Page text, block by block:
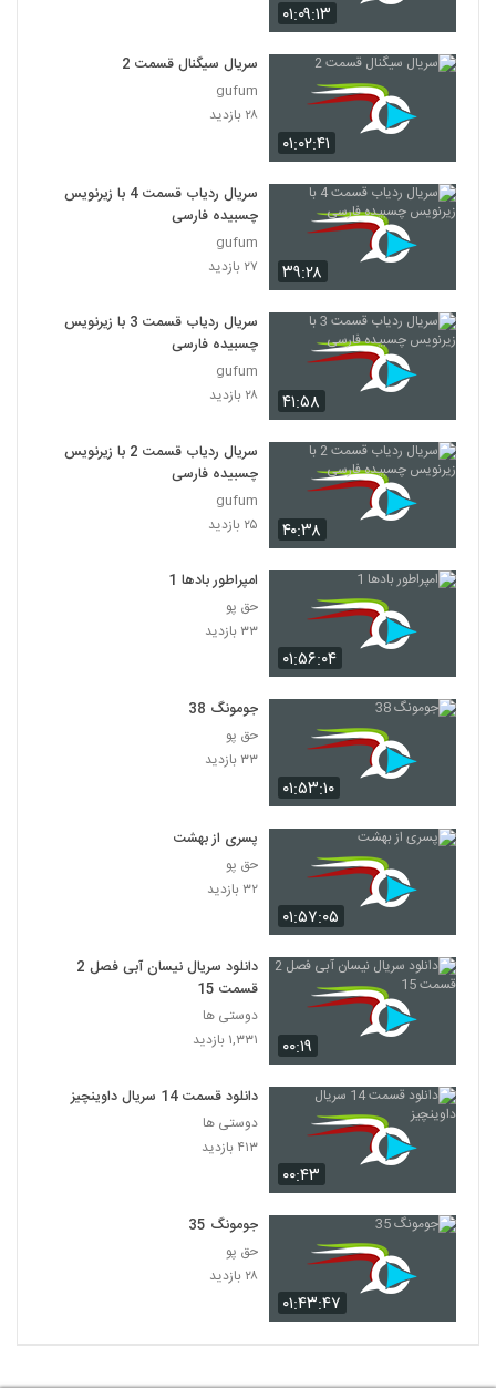
۰۱:۰۹:۱۳
۰۱:۰۲:۴۱
سریال سیگنال قسمت 2
gufum
۲۸ بازدید
۳۹:۲۸
سریال ردیاب قسمت 4 با زیرنویس
چسبیده فارسی
gufum
۲۷ بازدید
۴۱:۵۸
سریال ردیاب قسمت 3 با زیرنویس
چسبیده فارسی
gufum
۲۸ بازدید
۴۰:۳۸
سریال ردیاب قسمت 2 با زیرنویس
چسبیده فارسی
gufum
۲۵ بازدید
۰۱:۵۶:۰۴
امپراطور بادها 1
حق پو
۳۳ بازدید
۰۱:۵۳:۱۰
جومونگ 38
حق پو
۳۳ بازدید
۰۱:۵۷:۰۵
پسری از بهشت
حق پو
۳۲ بازدید
۰۰:۱۹
دانلود سریال نیسان آبی فصل 2
قسمت 15
دوستی ها
۱,۳۳۱ بازدید
۰۰:۴۳
دانلود قسمت 14 سریال داوینچیز
دوستی ها
۴۱۳ بازدید
۰۱:۴۳:۴۷
جومونگ 35
حق پو
۲۸ بازدید